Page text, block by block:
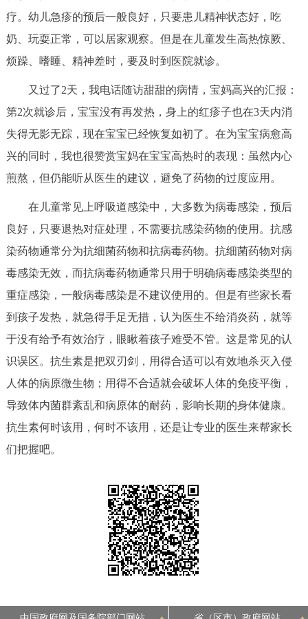
疗。幼儿急疹的预后一般良好，只要患儿精神状态好，吃
奶、玩耍正常，可以居家观察。但是在儿童发生高热惊厥、
烦躁、嗜睡、精神差时，要及时到医院就诊。
又过了2天，我电话随访甜甜的病情，宝妈高兴的汇报：
第2次就诊后，宝宝没有再发热，身上的红疹子也在3天内消
失得无影无踪，现在宝宝已经恢复如初了。在为宝宝病愈高
兴的同时，我也很赞赏宝妈在宝宝高热时的表现：虽然内心
煎熬，但仍能听从医生的建议，避免了药物的过度应用。
在儿童常见上呼吸道感染中，大多数为病毒感染，预后
良好，只要退热对症处理，不需要抗感染药物的使用。抗感
染药物通常分为抗细菌药物和抗病毒药物。抗细菌药物对病
毒感染无效，而抗病毒药物通常只用于明确病毒感染类型的
重症感染，一般病毒感染是不建议使用的。但是有些家长看
到孩子发热，就急得手足无措，认为医生不给消炎药，就等
于没有给予有效治疗，眼瞅着孩子难受不管。这是常见的认
识误区。抗生素是把双刃剑，用得合适可以有效地杀灭入侵
人体的病原微生物；用得不合适就会破坏人体的免疫平衡，
导致体内菌群紊乱和病原体的耐药，影响长期的身体健康。
抗生素何时该用，何时不该用，还是让专业的医生来帮家长
们把握吧。